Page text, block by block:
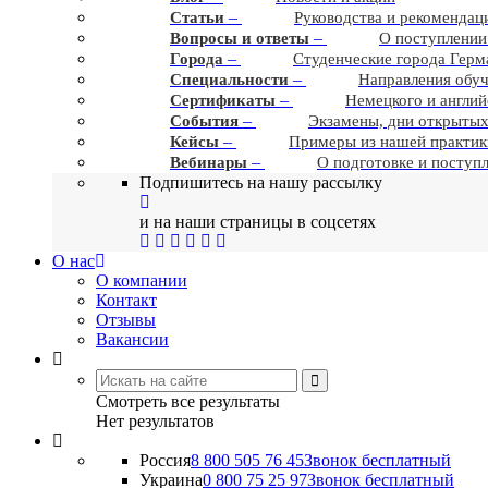
Статьи –
Руководства и
Вопросы и ответы –
О
Города –
Студенческие города
Cпециальности –
Направления
Сертификаты –
Немецкого и
События –
Экзамены, дни
Кейсы –
Примеры из нашей
Вебинары – О подготовке и
Подпишитесь на нашу рассылку
и на наши страницы в соцсетях
О нас
О компании
Контакт
Отзывы
Вакансии
Смотреть все результаты
Нет результатов
Россия8 800 505 76 45Звонок бесплатный
Украина0 800 75 25 97Звонок бесплатный